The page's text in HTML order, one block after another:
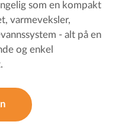
som en kompakt
varmeveksler,
- alt på en
og enkel